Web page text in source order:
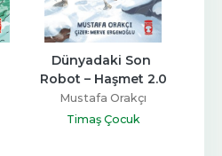
Dünyadaki Son
Robot – Haşmet 2.0
Mustafa Orakçı
Timaş Çocuk